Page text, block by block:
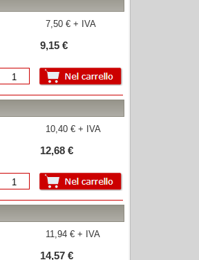
7,50 € + IVA
9,15 €
10,40 € + IVA
12,68 €
11,94 € + IVA
14,57 €